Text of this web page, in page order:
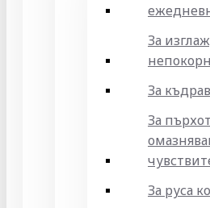
За
За
За
За руса